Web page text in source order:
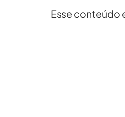
Esse conteúdo